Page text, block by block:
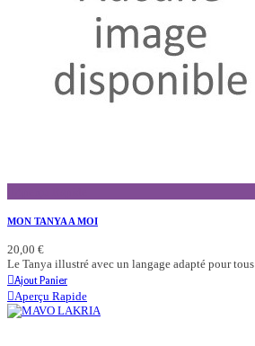
MON TANYA A MOI
20,00 €
Le Tanya illustré avec un langage adapté pour tous
Ajout Panier
Aperçu Rapide